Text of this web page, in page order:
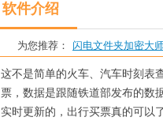
软件介绍
为您推荐： 闪电文件夹加密大
这不是简单的火车、汽车时刻表
票，数据是跟随铁道部发布的数
实时更新的，出行买票真的可以